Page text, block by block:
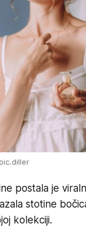
postala je
stotine
kolekciji.